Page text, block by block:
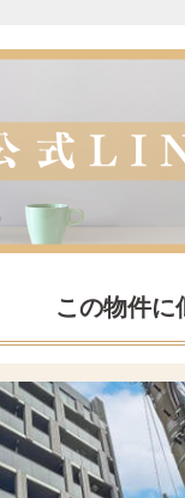
この物件に